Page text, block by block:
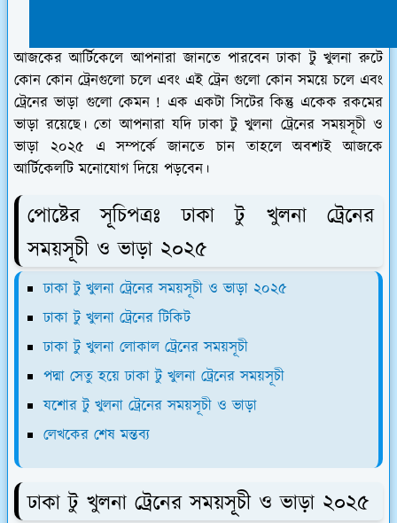
আজকের আর্টিকেলে আপনারা জানতে পারবেন ঢাকা টু খুলনা রুটে
কোন কোন ট্রেনগুলো চলে এবং এই ট্রেন গুলো কোন সময়ে চলে এবং
ট্রেনের ভাড়া গুলো কেমন ! এক একটা সিটের কিন্তু একেক রকমের
ভাড়া রয়েছে। তো আপনারা যদি ঢাকা টু খুলনা ট্রেনের সময়সূচী ও
ভাড়া ২০২৫ এ সম্পর্কে জানতে চান তাহলে অবশ্যই আজকে
আর্টিকেলটি মনোযোগ দিয়ে পড়বেন।
পোষ্টের সূচিপত্রঃ ঢাকা টু খুলনা ট্রেনের
সময়সূচী ও ভাড়া ২০২৫
ঢাকা টু খুলনা ট্রেনের সময়সূচী ও ভাড়া ২০২৫
ঢাকা টু খুলনা ট্রেনের টিকিট
ঢাকা টু খুলনা লোকাল ট্রেনের সময়সূচী
পদ্মা সেতু হয়ে ঢাকা টু খুলনা ট্রেনের সময়সূচী
যশোর টু খুলনা ট্রেনের সময়সূচী ও ভাড়া
লেখকের শেষ মন্তব্য
ঢাকা টু খুলনা ট্রেনের সময়সূচী ও ভাড়া ২০২৫